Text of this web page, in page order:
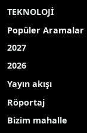
TEKNOLOJİ
Popüler Aramalar
2027
2026
Yayın akışı
Röportaj
Bizim mahalle